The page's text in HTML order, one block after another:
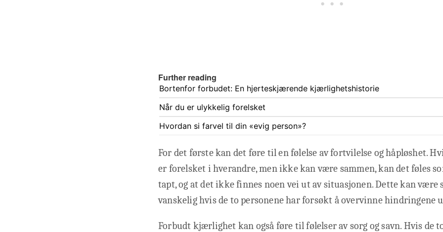
Further reading
Bortenfor forbudet: En hjerteskjærende kjærlighetshistorie
Når du er ulykkelig forelsket
Hvordan si farvel til din «evig person»?
For det første kan det føre til en følelse av fortvilelse og håpløshet.
er forelsket i hverandre, men ikke kan være sammen, kan det føles
tapt, og at det ikke finnes noen vei ut av situasjonen. Dette kan være
vanskelig hvis de to personene har forsøkt å overvinne hindringene
Forbudt kjærlighet kan også føre til følelser av sorg og savn. Hvis de